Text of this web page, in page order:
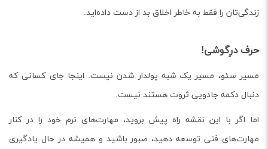
زندگی‌تان را فقط به خاطر اخلاق بد از دست داده‌اید.
حرف درِگوشی!
مسیر سئو، مسیر یک شبه پولدار شدن نیست. اینجا جای کسانی که
دنبال دکمه جادویی ثروت هستند نیست.
اما اگر با این نقشه راه پیش بروید، مهارت‌های نرم خود را در کنار
مهارت‌های فنی توسعه دهید، صبور باشید و همیشه در حال یادگیری